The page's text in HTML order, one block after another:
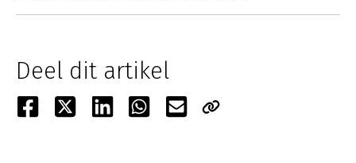
Deel dit artikel